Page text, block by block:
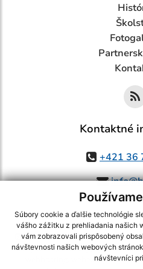
Súbory cookie a ďalšie technológie
vášho zážitku z prehliadania našich
vám zobrazovali prispôsobený
návštevnosti našich webových
návštevníci
Kontaktné
+421 36
využite možnosť získavania
CMS systém (redakčný) systém
webex.digital, s.r.o.,